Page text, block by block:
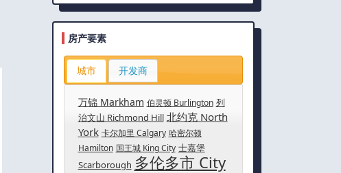
房产要素
城市 开发商
万锦 Markham 伯灵顿 Burlington 列
治文山 Richmond Hill 北约克 North
York 卡尔加里 Calgary 哈密尔顿
Hamilton 国王城 King City 士嘉堡
Scarborough 多伦多市 City